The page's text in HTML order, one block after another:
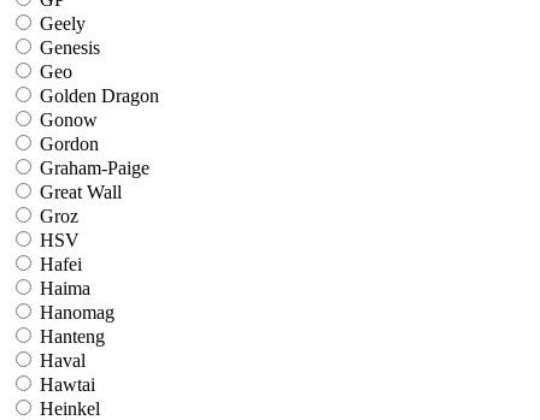
Geely
Genesis
Geo
Golden Dragon
Gonow
Gordon
Graham-Paige
Great Wall
Groz
HSV
Hafei
Haima
Hanomag
Hanteng
Haval
Hawtai
Heinkel